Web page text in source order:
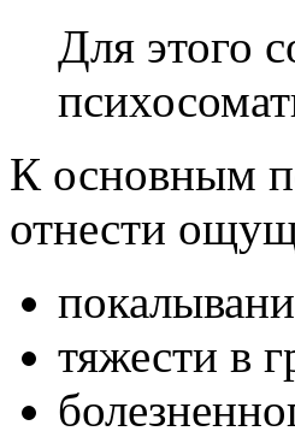
Для этого
К основным
отнести
тяжести в